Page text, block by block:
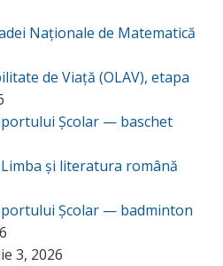
Naționale de Matematică
de Viață (OLAV), etapa
Școlar — baschet
și literatura română
Școlar — badminton
3, 2026